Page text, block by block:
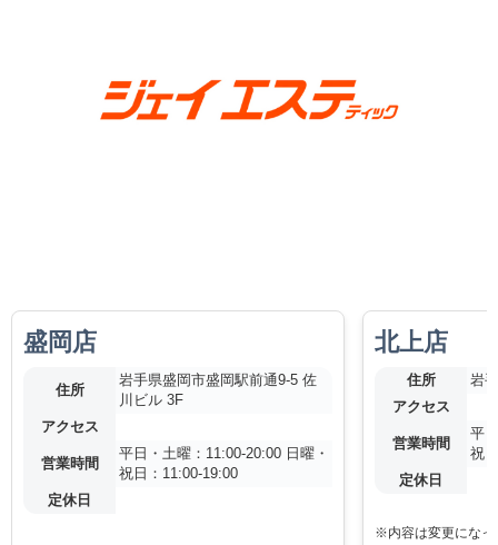
盛岡店
住所
岩手県盛岡市盛岡駅前通9-5 佐
川ビル 3F
アクセス
営業時間
平日・土曜：11:00-20:00 日曜・
祝日：11:00-19:00
定休日
北上店
住所
岩
アクセス
営業時間
平
祝
定休日
※内容は変更になっ